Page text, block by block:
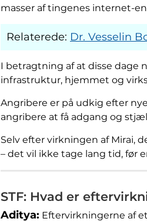
masser af tingenes internet-
Relaterede: Dr. Vesselin
I betragtning af at disse
infrastruktur, hjemmet og
Angribere er på udkig efter
angribere at få adgang og
Selv efter virkningen af ​​Mirai,
– det vil ikke tage lang tid, før
STF: Hvad er
Aditya: Eftervirkningerne af